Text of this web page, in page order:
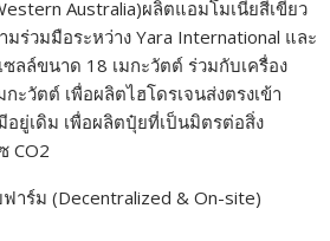
Australia)ผลิตแอมโมเนียสีเขียว
ร่วมมือระหว่าง Yara International และ
ซลล์ขนาด 18 เมกะวัตต์ ร่วมกับเครื่อง
ะวัตต์ เพื่อผลิตไฮโดรเจนส่งตรงเข้า
อยู่เดิม เพื่อผลิตปุ๋ยที่เป็นมิตรต่อสิ่ง
CO2
าร์ม (Decentralized & On-site)